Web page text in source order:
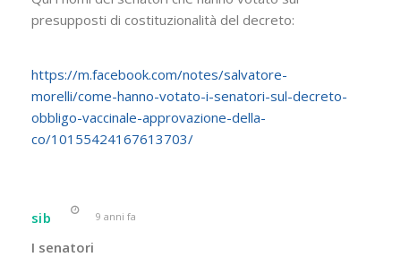
presupposti di costituzionalità del decreto:
https://m.facebook.com/notes/salvatore-
morelli/come-hanno-votato-i-senatori-sul-decreto-
obbligo-vaccinale-approvazione-della-
co/10155424167613703/
sib 9 anni fa
I senatori